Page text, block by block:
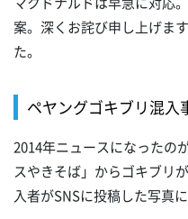
案。深くお詫び申し上げま
た。
ペヤングゴキブリ混入
2014年ニュースになったの
スやきそば」からゴキブリ
入者がSNSに投稿した写真